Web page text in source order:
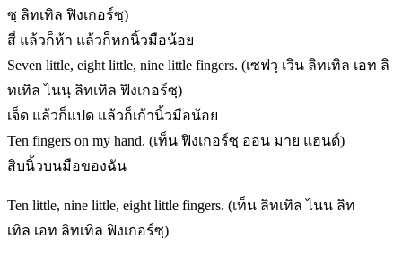
ซฺ ลิทเทิล ฟิงเกอร์ซฺ)
สี่ แล้วก็ห้า แล้วก็หกนิ้วมือน้อย
Seven little, eight little, nine little fingers. (เซฟวฺ เวิน ลิทเทิล เอท ลิ
ทเทิล ไนนฺ ลิทเทิล ฟิงเกอร์ซฺ)
เจ็ด แล้วก็แปด แล้วก็เก้านิ้วมือน้อย
Ten fingers on my hand. (เท็น ฟิงเกอร์ซฺ ออน มาย แฮนด์)
สิบนิ้วบนมือของฉัน
Ten little, nine little, eight little fingers. (เท็น ลิทเทิล ไนน ลิท
เทิล เอท ลิทเทิล ฟิงเกอร์ซฺ)